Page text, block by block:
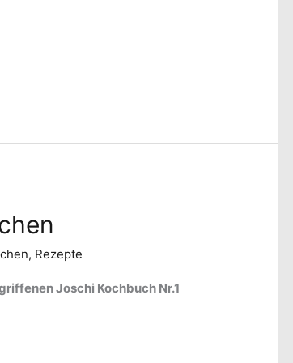
, Rezepte
Joschi Kochbuch Nr.1